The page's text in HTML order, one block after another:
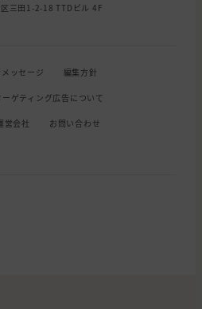
三田1-2-18 TTDビル 4F
ッセージ 編集方針
ゲティング広告について
営会社 お問い合わせ